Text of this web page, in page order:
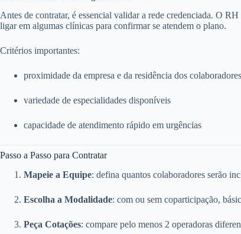
Antes de contratar, é essencial validar a rede credenciada. O
ligar em algumas clínicas para confirmar se atendem o plano.
Critérios importantes:
proximidade da empresa e da residência dos colaboradores
variedade de especialidades disponíveis
capacidade de atendimento rápido em urgências
Passo a Passo para Contratar
Mapeie a Equipe: defina quantos colaboradores serão
Escolha a Modalidade: com ou sem coparticipação,
Peça Cotações: compare pelo menos 2 operadoras